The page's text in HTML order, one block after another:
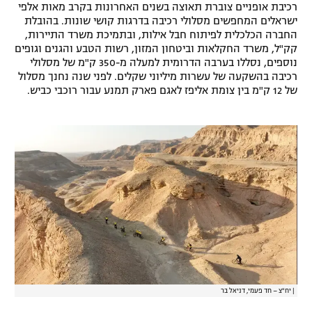
תקנון פעילות ספורט 1
רשיון להקרנה פומבית לבית עסק
לוח דרושים – ג'ובנט
תגיות
המגזין
גיימינג E-Sports
רכיבת אופניים צוברת תאוצה בשנים האחרונות בקרב מאות אלפי
ישראלים המחפשים מסלולי רכיבה בדרגות קושי שונות. בהובלת
החברה הכלכלית לפיתוח חבל אילות, ובתמיכת משרד התיירות,
קק"ל, משרד החקלאות וביטחון המזון, רשות הטבע והגנים וגופים
נוספים, נסללו בערבה הדרומית למעלה מ-350 ק"מ של מסלולי
רכיבה בהשקעה של עשרות מיליוני שקלים. לפני שנה נחנך מסלול
של 12 ק"מ בין צומת אליפז לאגם פארק תמנע עבור רוכבי כביש.
יח"צ – חד פעמי, דניאל בר